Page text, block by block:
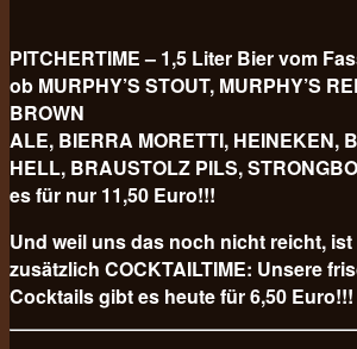
PITCHERTIME – 1,5 Liter Bier vom
ob MURPHY’S STOUT, MURPHY’S
BROWN
ALE, BIERRA MORETTI, HEINEKEN,
HELL, BRAUSTOLZ PILS,
es für nur 11,50 Euro!!!
Und weil uns das noch nicht reicht, ist
zusätzlich COCKTAILTIME: Unsere
Cocktails gibt es heute für 6,50 Euro!!!